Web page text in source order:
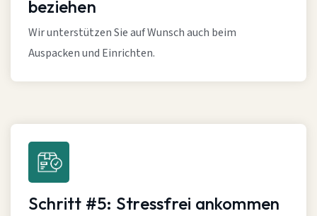
beziehen
Wir unterstützen Sie auf Wunsch auch beim
Auspacken und Einrichten.
Schritt #5: Stressfrei ankommen